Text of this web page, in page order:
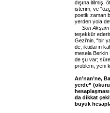
dışına itilmiş,
isterim; ve
poetik zaman
yerden yola
Son Akşam
teşekkür
Gezi'nin, “bir
de, iktidarın
mesela Berkin
de şu var;
problem, yeni
An’nan’ne,
yerde”
da dikkat
büyük